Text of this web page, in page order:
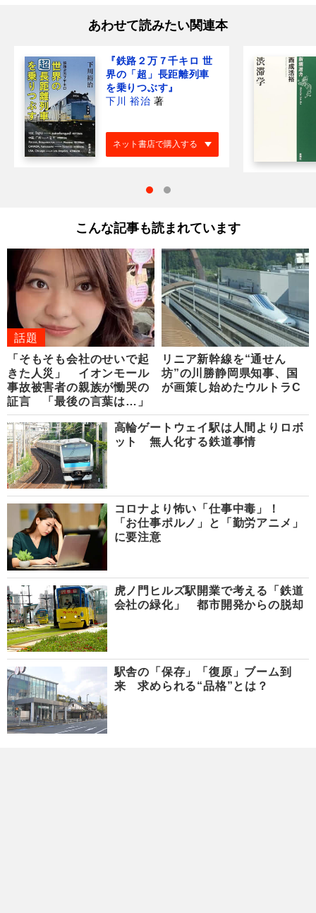
あわせて読みたい関連本
『鉄路２万７千キロ 世
界の「超」長距離列車
を乗りつぶす』
下川 裕治 著
ネット書店で購入する
こんな記事も読まれています
話題
「そもそも会社のせいで起
きた人災」 イオンモール
事故被害者の親族が慟哭の
証言 「最後の言葉は…」
リニア新幹線を“通せん
坊”の川勝静岡県知事、国
が画策し始めたウルトラC
高輪ゲートウェイ駅は人間よりロボ
ット 無人化する鉄道事情
コロナより怖い「仕事中毒」！
「お仕事ポルノ」と「勤労アニメ」
に要注意
虎ノ門ヒルズ駅開業で考える「鉄道
会社の緑化」 都市開発からの脱却
駅舎の「保存」「復原」ブーム到
来 求められる“品格”とは？